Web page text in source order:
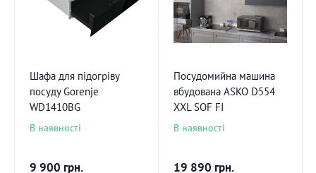
Шафа для підогріву
посуду Gorenje
WD1410BG
В наявності
9 900 грн.
Посудомийна машина
вбудована ASKO D554
XXL SOF FI
В наявності
19 890 грн.